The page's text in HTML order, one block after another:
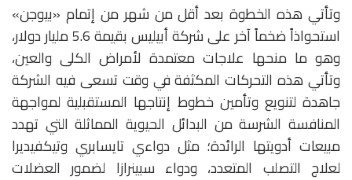
وتأتي هذه الخطوة بعد أقل من شهر من إتمام «بيوجن»
استحواذاً ضخماً آخر على شركة أبيليس بقيمة 5.6 مليار دولار،
وهو ما منحها علاجات معتمدة لأمراض الكلى والعين،
وتأتي هذه التحركات المكثفة في وقت تسعى فيه الشركة
جاهدة لتنويع وتأمين خطوط إنتاجها المستقبلية لمواجهة
المنافسة الشرسة من البدائل الحيوية المماثلة التي تهدد
مبيعات أدويتها الرائدة؛ مثل دواءي تايسابري وتيكفيديرا
لعلاج التصلب المتعدد، ودواء سبينرازا لضمور العضلات